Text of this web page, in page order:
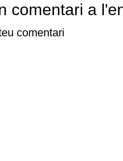
comentari a
comentari